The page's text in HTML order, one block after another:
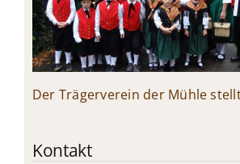
Der Trägerverein der Mühle
Kontakt